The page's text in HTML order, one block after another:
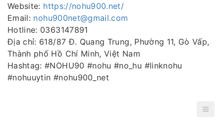
Website: https://nohu900.net/
Email: nohu900net@gmail.com
Hotline: 0363147891
Địa chỉ: 618/87 Đ. Quang Trung, Phường 11, Gò Vấp,
Thành phố Hồ Chí Minh, Việt Nam
Hashtag: #NOHU90 #nohu #no_hu #linknohu
#nohuuytin #nohu900_net